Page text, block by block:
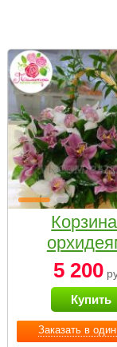
Заказать в
малая
5 200
Купить